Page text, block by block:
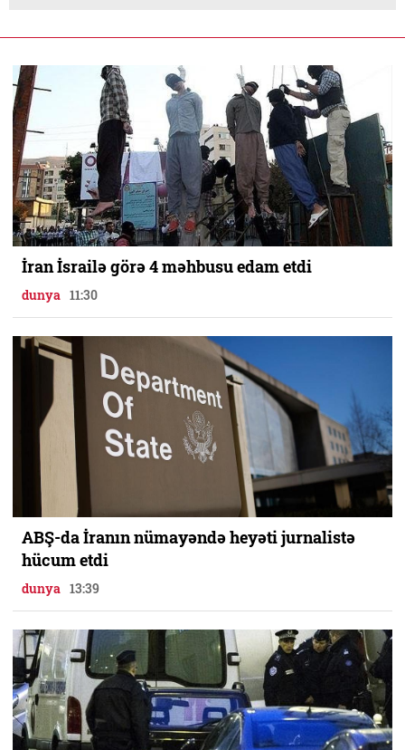
İran İsrailə görə 4 məhbusu edam etdi
dunya 11:30
ABŞ-da İranın nümayəndə heyəti jurnalistə
hücum etdi
dunya 13:39